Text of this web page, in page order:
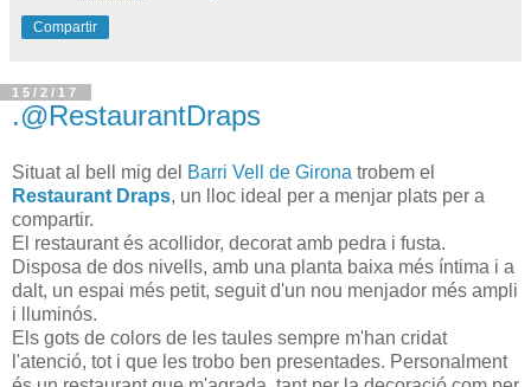
Compartir
15/2/17
.@RestaurantDraps
Situat al bell mig del Barri Vell de Girona trobem el
Restaurant Draps, un lloc ideal per a menjar plats per a
compartir.
El restaurant és acollidor, decorat amb pedra i fusta.
Disposa de dos nivells, amb una planta baixa més íntima i a
dalt, un espai més petit, seguit d'un nou menjador més ampli
i lluminós.
Els gots de colors de les taules sempre m'han cridat
l'atenció, tot i que les trobo ben presentades. Personalment